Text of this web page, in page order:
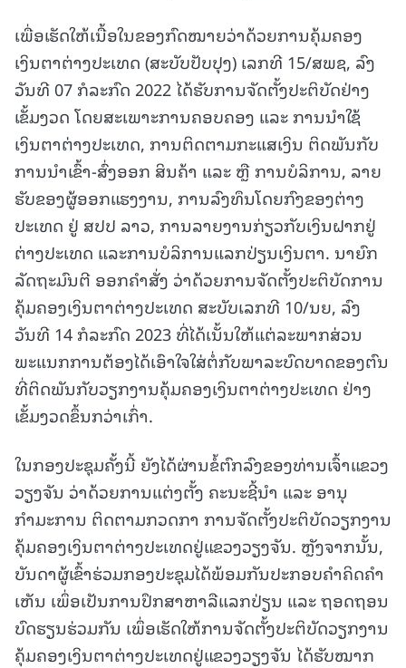
ເພື່ອເຮັດໃຫ້ເນື້ອໃນຂອງກົດໝາຍວ່າດ້ວຍການຄຸ້ມຄອງ
ເງິນຕາຕ່າງປະເທດ (ສະບັບປັບປຸງ) ເລກທີ 15/ສພຊ, ລົງ
ວັນທີ 07 ກໍລະກົດ 2022 ໄດ້ຮັບການຈັດຕັ້ງປະຕິບັດຢ່າງ
ເຂັ້ມງວດ ໂດຍສະເພາະການຄອບຄອງ ແລະ ການນໍາໃຊ້
ເງິນຕາຕ່າງປະເທດ, ການຕິດຕາມກະແສເງິນ ຕິດພັນກັບ
ການນຳເຂົ້າ-ສົ່ງອອກ ສິນຄ້າ ແລະ ຫຼື ການບໍລິການ, ລາຍ
ຮັບຂອງຜູ້ອອກແຮງງານ, ການລົງທຶນໂດຍກົງຂອງຕ່າງ
ປະເທດ ຢູ່ ສປປ ລາວ, ການລາຍງານກ່ຽວກັບເງິນຝາກຢູ່
ຕ່າງປະເທດ ແລະການບໍລິການແລກປ່ຽນເງິນຕາ. ນາຍົກ
ລັດຖະມົນຕີ ອອກຄຳສັ່ງ ວ່າດ້ວຍການຈັດຕັ້ງປະຕິບັດການ
ຄຸ້ມຄອງເງິນຕາຕ່າງປະເທດ ສະບັບເລກທີ 10/ນຍ, ລົງ
ວັນທີ 14 ກໍລະກົດ 2023 ທີ່ໄດ້ເນັ້ນໃຫ້ແຕ່ລະພາກສ່ວນ
ພະແນກການຕ້ອງໄດ້ເອົາໃຈໃສ່ຕໍ່ກັບພາລະບົດບາດຂອງຕົນ
ທີ່ຕິດພັນກັບວຽກງານຄຸ້ມຄອງເງິນຕາຕ່າງປະເທດ ຢ່າງ
ເຂັ້ມງວດຂຶ້ນກວ່າເກົ່າ.
ໃນກອງປະຊຸມຄັ້ງນີ້ ຍັງໄດ້ຜ່ານຂໍ້ຕົກລົງຂອງທ່ານເຈົ້າແຂວງ
ວຽງຈັນ ວ່າດ້ວຍການແຕ່ງຕັ້ງ ຄະນະຊີ້ນຳ ແລະ ອານຸ
ກຳມະການ ຕິດຕາມກວດກາ ການຈັດຕັ້ງປະຕິບັດວຽກງານ
ຄຸ້ມຄອງເງິນຕາຕ່າງປະເທດຢູ່ແຂວງວຽງຈັນ. ຫຼັງຈາກນັ້ນ,
ບັນດາຜູ້ເຂົ້າຮ່ວມກອງປະຊຸມໄດ້ພ້ອມກັນປະກອບຄຳຄິດຄຳ
ເຫັນ ເພຶ່ອເປັນການປຶກສາຫາລືແລກປ່ຽນ ແລະ ຖອດຖອນ
ບົດຮຽນຮ່ວມກັນ ເພຶ່ອເຮັດໃຫ້ການຈັດຕັ້ງປະຕິບັດວຽກງານ
ຄຸ້ມຄອງເງິນຕາຕ່າງປະເທດຢູ່ແຂວງວຽງຈັນ ໄດ້ຮັບໝາກ